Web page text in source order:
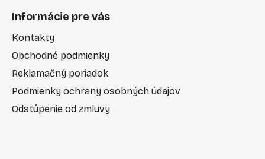
Informácie pre vás
Kontakty
Obchodné podmienky
Reklamačný poriadok
Podmienky ochrany osobných údajov
Odstúpenie od zmluvy